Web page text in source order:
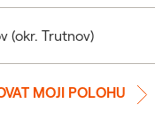
MOJI POLOHU